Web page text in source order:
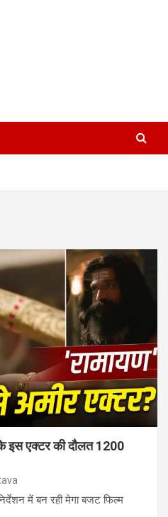
इस एक्टर की दौलत 1200
में बन रही मेगा बजट फिल्म